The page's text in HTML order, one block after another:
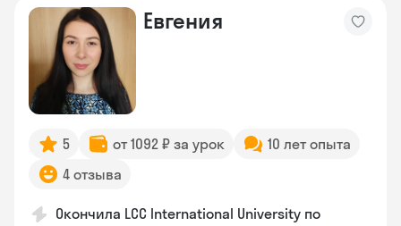
Евгения
5 от 1092 ₽ за урок
10 лет опыта
4 отзыва
Окончила LCC International University по